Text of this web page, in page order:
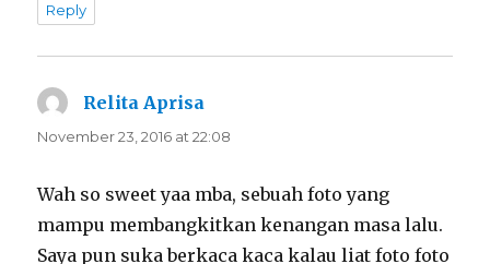
Reply
Relita Aprisa
November 23, 2016 at 22:08
Wah so sweet yaa mba, sebuah foto yang
mampu membangkitkan kenangan masa lalu.
Saya pun suka berkaca kaca kalau liat foto foto